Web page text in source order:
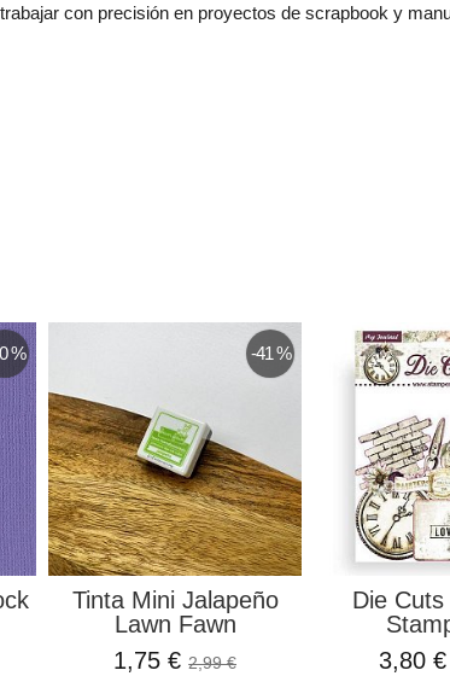
con precisión en proyectos de scrapbook y
% -41 %
Tinta Mini Jalapeño
Lawn Fawn
1,75 €2,99 €
Die Cuts
3,80